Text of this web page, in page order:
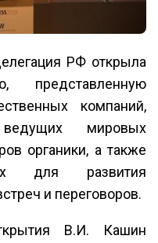
РФ открыла
представленную
компаний,
мировых
органики, а также
для развития
и переговоров.
В.И. Кашин